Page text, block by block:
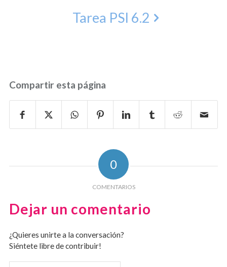
Tarea PSI 6.2
Compartir esta página
0
COMENTARIOS
Dejar un comentario
¿Quieres unirte a la conversación?
Siéntete libre de contribuir!